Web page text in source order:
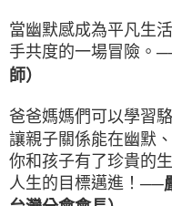
當幽默感成為平凡生
手共度的一場冒險。
師）
爸爸媽媽們可以學習
讓親子關係能在幽默
你和孩子有了珍貴的
人生的目標邁進！ ──